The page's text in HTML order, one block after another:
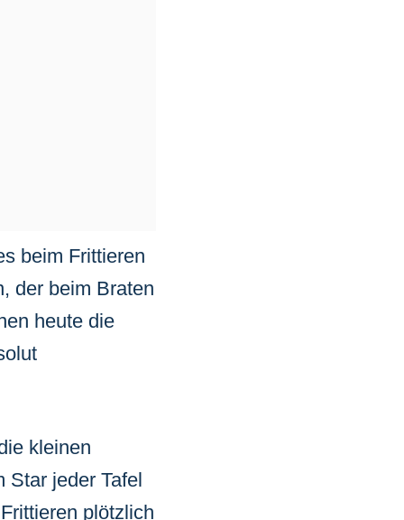
beim Frittieren
der beim Braten
heute die
kleinen
Star jeder Tafel
plötzlich